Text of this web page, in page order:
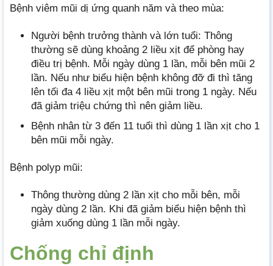
Bệnh viêm mũi dị ứng quanh năm và theo mùa:
Người bệnh trưởng thành và lớn tuổi: Thông
thường sẽ dùng khoảng 2 liều xịt để phòng hay
điều trị bệnh. Mỗi ngày dùng 1 lần, mỗi bên mũi 2
lần. Nếu như biểu hiện bệnh không đỡ đi thì tăng
lên tối đa 4 liều xịt một bên mũi trong 1 ngày. Nếu
đã giảm triệu chứng thì nên giảm liều.
Bệnh nhân từ 3 đến 11 tuổi thì dùng 1 lần xịt cho 1
bên mũi mỗi ngày.
Bệnh polyp mũi:
Thông thường dùng 2 lần xịt cho mỗi bên, mỗi
ngày dùng 2 lần. Khi đã giảm biểu hiện bệnh thì
giảm xuống dùng 1 lần mỗi ngày.
Chống chỉ định